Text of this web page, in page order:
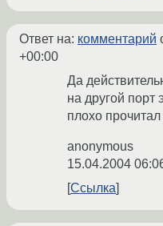
Ответ на: комментарий
+00:00
Да
на другой
плохо
anonymous
15.04.2004
Ссылка